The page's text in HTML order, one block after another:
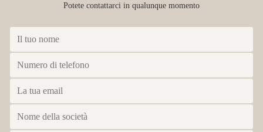
Potete contattarci in qualunque momento